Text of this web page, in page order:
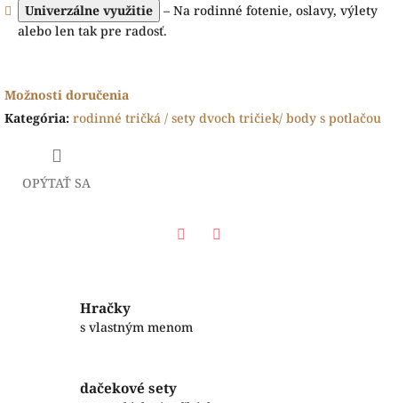
Univerzálne využitie
– Na rodinné fotenie, oslavy, výlety
alebo len tak pre radosť.
Možnosti doručenia
Kategória: rodinné tričká / sety dvoch tričiek/ body s potlačou
OPÝTAŤ SA
Hračky
s vlastným menom
dačekové sety